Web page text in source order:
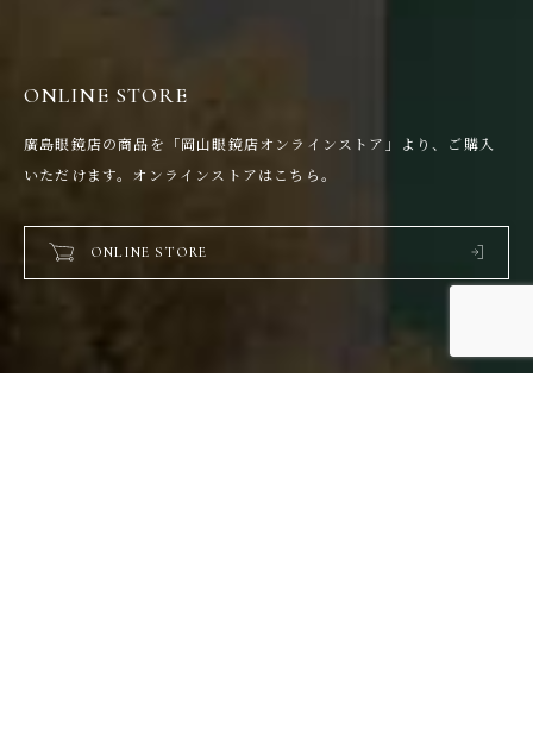
ONLINE STORE
廣島眼鏡店の商品を「岡山眼鏡店オンラインストア」より、ご購入
いただけます。 オンラインストアはこちら。
ONLINE STORE